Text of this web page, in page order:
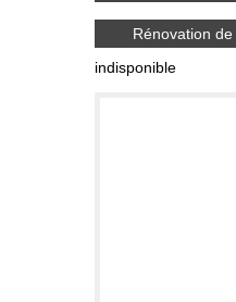
Rénovation
indisponible